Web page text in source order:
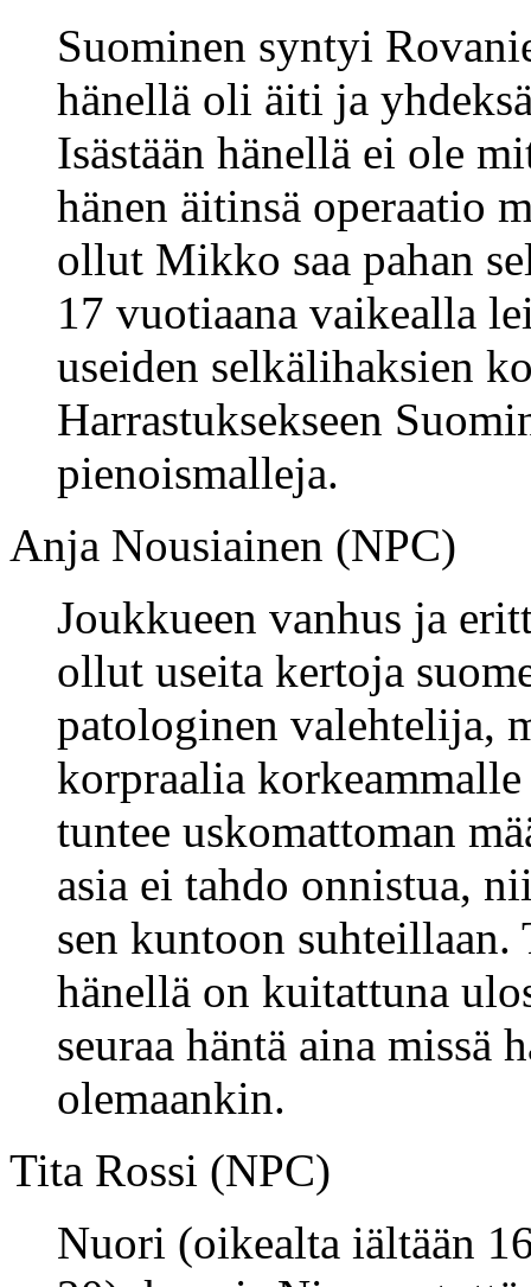
Suominen syntyi
hänellä oli äiti ja
Isästään hänellä ei ole
hänen äitinsä operaatio
ollut Mikko saa pahan
17 vuotiaana vaikealla
useiden selkälihaksien
Harrastuksekseen
pienoismalleja.
Anja Nousiainen (NPC)
Joukkueen vanhus ja
ollut useita kertoja
patologinen valehtelija,
korpraalia
tuntee uskomattoman
asia ei tahdo onnistua,
sen kuntoon suhteillaan.
hänellä on kuitattuna
seuraa häntä aina missä
olemaankin.
Tita Rossi (NPC)
Nuori (oikealta iältään